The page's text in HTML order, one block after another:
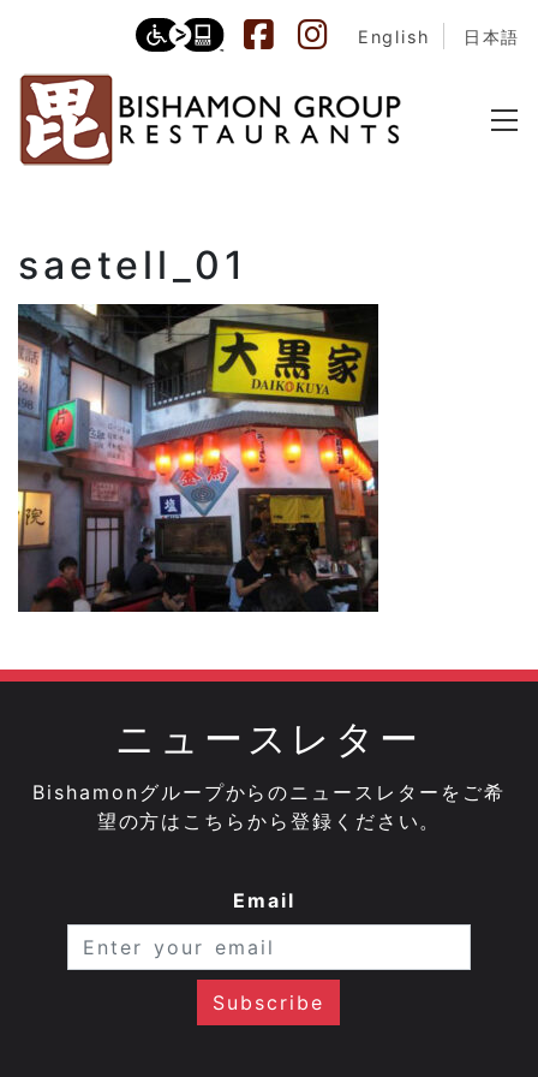
English 日本語
saetell_01
ニュースレター
Bishamonグループからのニュースレターをご希
望の方はこちらから登録ください。
Email